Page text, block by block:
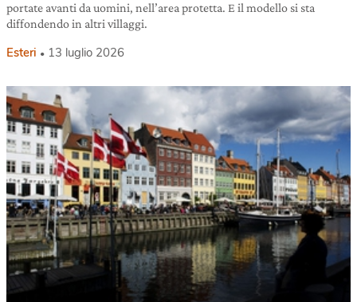
portate avanti da uomini, nell’area protetta. E il modello si sta
diffondendo in altri villaggi.
Esteri 13 luglio 2026